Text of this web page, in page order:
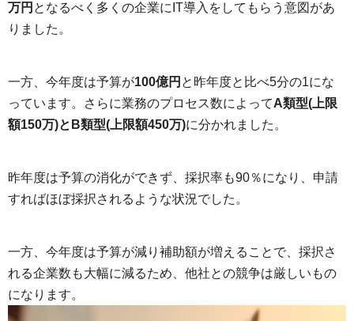
万円 となるべく多くの企業にIT導入をしてもらう意図があ
りました。
一方、今年度は予算が100億円 と昨年度と比べ5分の1にな
っています。さらに業務のプロセス数によってA類型(上限
額150万)とB類型(上限額450万)に分かれました。
昨年度は予算の消化ができず、採択率も90％になり、申請
すればほぼ採択されるような状況でした。
一方、今年度は予算が減り補助額が増えることで、採択さ
れる企業数も大幅に減るため、他社との競争は厳しいもの
になります。